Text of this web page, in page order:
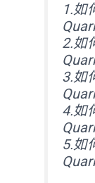
1.如
2.如
3.如
4.如
5.如